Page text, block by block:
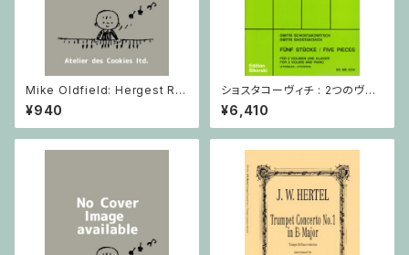
Mike Oldfield: Hergest Rid
ge / ピアノ
¥940
ショスタコーヴィチ : 2つのヴァ
イオリンとピアノのための 5つの
小品 / ヴァイオリン2とピアノ
¥6,410